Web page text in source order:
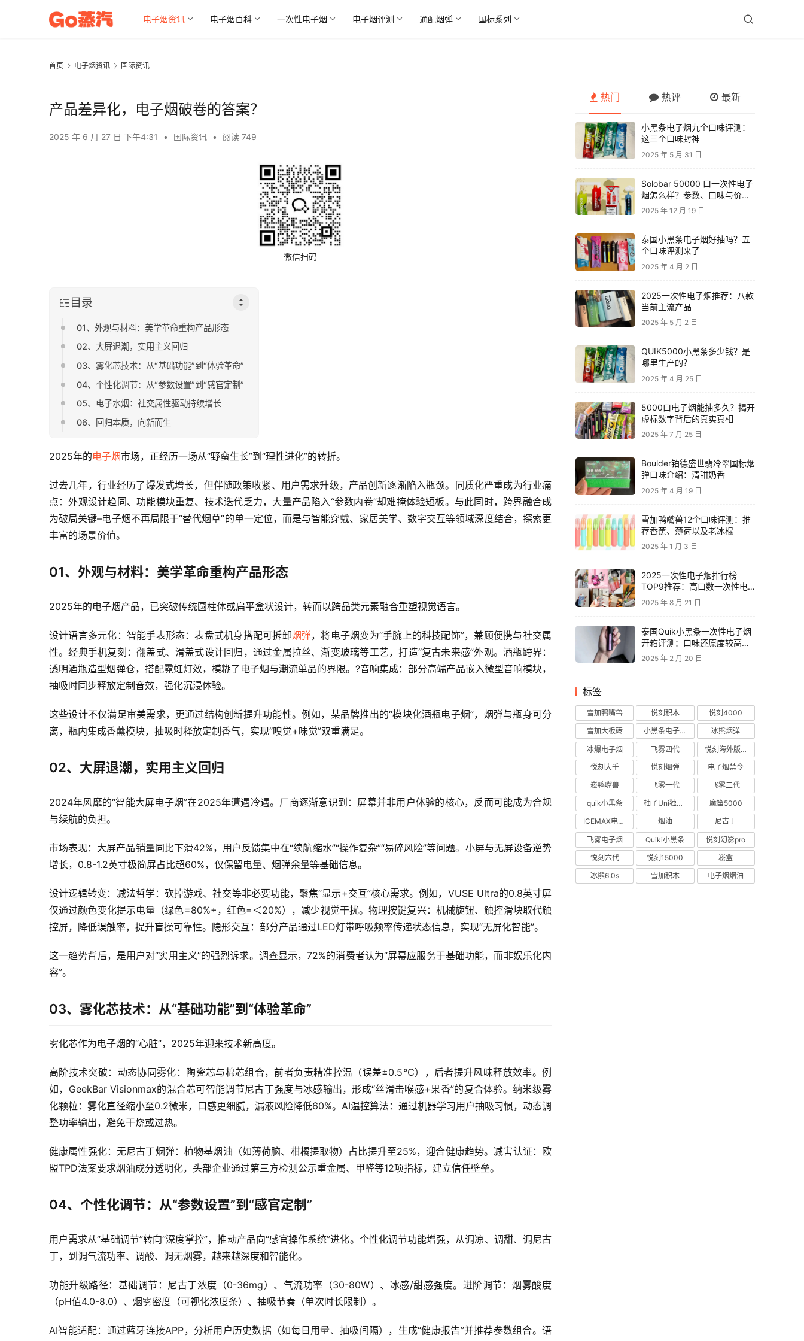
电子烟资讯 电子烟百科 一次性电子烟 电子烟评测 通配烟弹 国标系列
首页 电子烟资讯 国际资讯
产品差异化，电子烟破卷的答案？
2025 年 6 月 27 日 下午4:31 • 国际资讯 • 阅读 749
微信扫码
目录
01、外观与材料：美学革命重构产品形态
02、大屏退潮，实用主义回归
03、雾化芯技术：从“基础功能”到“体验革命”
04、个性化调节：从“参数设置”到“感官定制”
05、电子水烟：社交属性驱动持续增长
06、回归本质，向新而生
2025年的电子烟市场，正经历一场从“野蛮生长”到“理性进化”的转折。
过去几年，行业经历了爆发式增长，但伴随政策收紧、用户需求升级，产品创新逐渐陷入瓶颈。同质化严重成为行业痛
点：外观设计趋同、功能模块重复、技术迭代乏力，大量产品陷入“参数内卷”却难掩体验短板。与此同时，跨界融合成
为破局关键–电子烟不再局限于“替代烟草”的单一定位，而是与智能穿戴、家居美学、数字交互等领域深度结合，探索更
丰富的场景价值。
01、外观与材料：美学革命重构产品形态
2025年的电子烟产品，已突破传统圆柱体或扁平盒状设计，转而以跨品类元素融合重塑视觉语言。
设计语言多元化：智能手表形态：表盘式机身搭配可拆卸烟弹，将电子烟变为“手腕上的科技配饰”，兼顾便携与社交属
性。经典手机复刻：翻盖式、滑盖式设计回归，通过金属拉丝、渐变玻璃等工艺，打造“复古未来感”外观。酒瓶跨界：
透明酒瓶造型烟弹仓，搭配霓虹灯效，模糊了电子烟与潮流单品的界限。?音响集成：部分高端产品嵌入微型音响模块，
抽吸时同步释放定制音效，强化沉浸体验。
这些设计不仅满足审美需求，更通过结构创新提升功能性。例如，某品牌推出的“模块化酒瓶电子烟”，烟弹与瓶身可分
离，瓶内集成香薰模块，抽吸时释放定制香气，实现“嗅觉+味觉”双重满足。
02、大屏退潮，实用主义回归
2024年风靡的“智能大屏电子烟”在2025年遭遇冷遇。厂商逐渐意识到：屏幕并非用户体验的核心，反而可能成为合规
与续航的负担。
市场表现：大屏产品销量同比下滑42%，用户反馈集中在“续航缩水”“操作复杂”“易碎风险”等问题。小屏与无屏设备逆势
增长，0.8-1.2英寸极简屏占比超60%，仅保留电量、烟弹余量等基础信息。
设计逻辑转变：减法哲学：砍掉游戏、社交等非必要功能，聚焦“显示+交互”核心需求。例如，VUSE Ultra的0.8英寸屏
仅通过颜色变化提示电量（绿色=80%+，红色=＜20%），减少视觉干扰。物理按键复兴：机械旋钮、触控滑块取代触
控屏，降低误触率，提升盲操可靠性。隐形交互：部分产品通过LED灯带呼吸频率传递状态信息，实现“无屏化智能”。
这一趋势背后，是用户对“实用主义”的强烈诉求。调查显示，72%的消费者认为“屏幕应服务于基础功能，而非娱乐化内
容”。
03、雾化芯技术：从“基础功能”到“体验革命”
雾化芯作为电子烟的“心脏”，2025年迎来技术新高度。
高阶技术突破：动态协同雾化：陶瓷芯与棉芯组合，前者负责精准控温（误差±0.5℃），后者提升风味释放效率。例
如，GeekBar Visionmax的混合芯可智能调节尼古丁强度与冰感输出，形成“丝滑击喉感+果香”的复合体验。纳米级雾
化颗粒：雾化直径缩小至0.2微米，口感更细腻，漏液风险降低60%。AI温控算法：通过机器学习用户抽吸习惯，动态调
整功率输出，避免干烧或过热。
健康属性强化：无尼古丁烟弹：植物基烟油（如薄荷脑、柑橘提取物）占比提升至25%，迎合健康趋势。减害认证：欧
盟TPD法案要求烟油成分透明化，头部企业通过第三方检测公示重金属、甲醛等12项指标，建立信任壁垒。
04、个性化调节：从“参数设置”到“感官定制”
用户需求从“基础调节”转向“深度掌控”，推动产品向“感官操作系统”进化。个性化调节功能增强，从调凉、调甜、调尼古
丁，到调气流功率、调酸、调无烟雾，越来越深度和智能化。
功能升级路径：基础调节：尼古丁浓度（0-36mg）、气流功率（30-80W）、冰感/甜感强度。进阶调节：烟雾酸度
（pH值4.0-8.0）、烟雾密度（可视化浓度条）、抽吸节奏（单次时长限制）。
AI智能适配：通过蓝牙连接APP，分析用户历史数据（如每日用量、抽吸间隔），生成“健康报告”并推荐参数组合。语
热门 热评 最新
小黑条电子烟九个口味评测：
这三个口味封神
2025 年 5 月 31 日
Solobar 50000 口一次性电子
烟怎么样？参数、口味与价格
解析
2025 年 12 月 19 日
泰国小黑条电子烟好抽吗？五
个口味评测来了
2025 年 4 月 2 日
2025一次性电子烟推荐：八款
当前主流产品
2025 年 5 月 2 日
QUIK5000小黑条多少钱？是
哪里生产的？
2025 年 4 月 25 日
5000口电子烟能抽多久？揭开
虚标数字背后的真实真相
2025 年 7 月 25 日
Boulder铂德盛世翡冷翠国标烟
弹口味介绍：清甜奶香
2025 年 4 月 19 日
雪加鸭嘴兽12个口味评测：推
荐香蕉、薄荷以及老冰棍
2025 年 1 月 3 日
2025一次性电子烟排行榜
TOP9推荐：高口数一次性电
子烟对比，性价比电子烟品牌
2025 年 8 月 21 日
泰国Quik小黑条一次性电子烟
开箱评测：口味还原度较高，
层次丰富
2025 年 2 月 20 日
标签
雪加鸭嘴兽 悦刻积木 悦刻4000
雪加大板砖 小黑条电子烟 冰熊烟弹
冰爆电子烟 飞雾四代 悦刻海外版烟弹
悦刻大千 悦刻烟弹 电子烟禁令
崧鸭嘴兽 飞雾一代 飞雾二代
quik小黑条 柚子Uni独角兽 魔笛5000
ICEMAX电子烟 烟油 尼古丁
飞雾电子烟 Quiki小黑条 悦刻幻影pro
悦刻六代 悦刻15000 崧盒
冰熊6.0s 雪加积木 电子烟烟油